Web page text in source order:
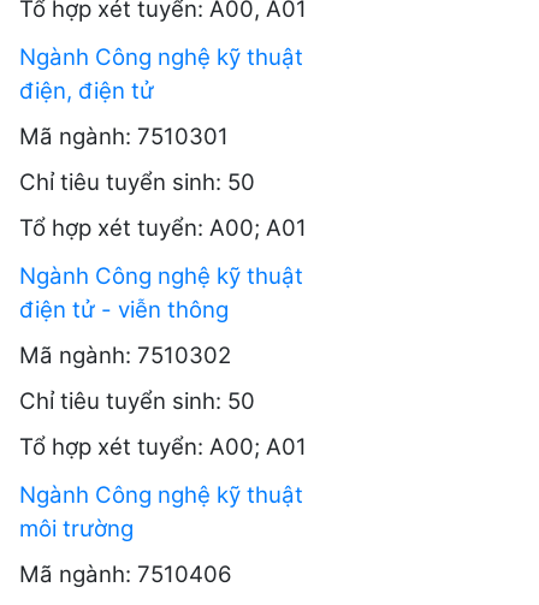
Tổ hợp xét tuyển: A00, A01
Ngành Công nghệ kỹ thuật
điện, điện tử
Mã ngành: 7510301
Chỉ tiêu tuyển sinh: 50
Tổ hợp xét tuyển: A00; A01
Ngành Công nghệ kỹ thuật
điện tử - viễn thông
Mã ngành: 7510302
Chỉ tiêu tuyển sinh: 50
Tổ hợp xét tuyển: A00; A01
Ngành Công nghệ kỹ thuật
môi trường
Mã ngành: 7510406